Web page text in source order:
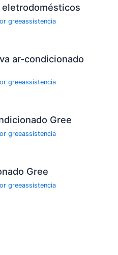
greeassistencia
ar-condicionado
greeassistencia
Gree
greeassistencia
Gree
greeassistencia